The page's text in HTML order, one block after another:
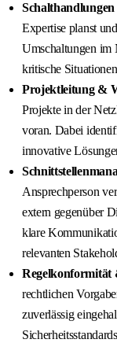
Expertise planst
Umschaltungen im
kritische
Projektleitung &
Projekte in der
voran. Dabei
innovative
Ansprechperson
extern gegenüber
klare
relevanten
Regelkonformität
rechtlichen
zuverlässig